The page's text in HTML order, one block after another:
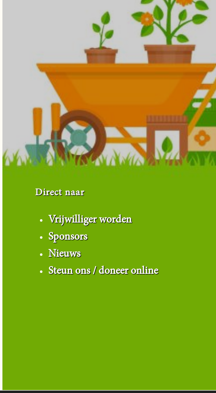
Direct naar
Vrijwilliger worden
Sponsors
Nieuws
Steun ons / doneer online